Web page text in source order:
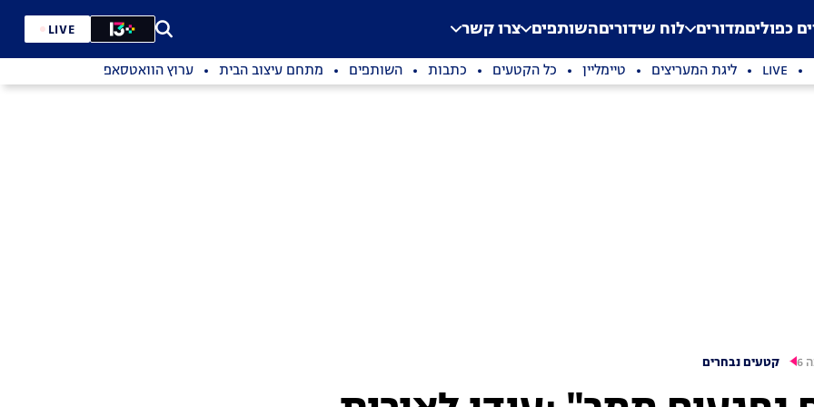
Application error: a
. כפוליםמדורים לוח שידוריםהשותפים צרו קשר LIVE
LIVE ליגת המעריצים טיימליין כל הקטעים כתבות השותפים מתחם עיצוב הבית ערוץ הוואטסאפ
6 קטעים נבחרים